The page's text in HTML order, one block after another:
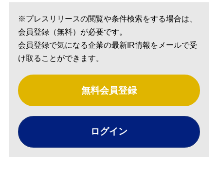
※プレスリリースの閲覧や条件検索をする場合は、
会員登録（無料）が必要です。
会員登録で気になる企業の最新IR情報をメールで受
け取ることができます。
無料会員登録
ログイン